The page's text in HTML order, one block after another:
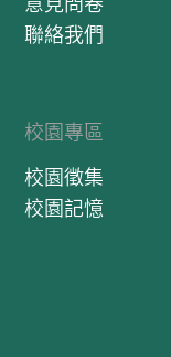
聯絡我們
校園專區
校園徵集
校園記憶